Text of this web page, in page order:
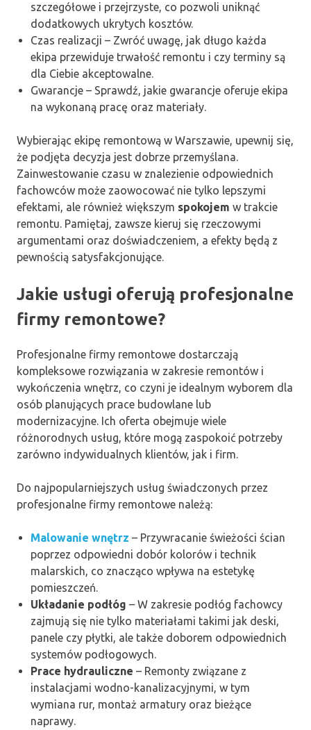
szczegółowe i przejrzyste, co pozwoli uniknąć
dodatkowych ukrytych kosztów.
Czas realizacji – Zwróć uwagę, jak długo każda
ekipa przewiduje trwałość remontu i czy terminy są
dla Ciebie akceptowalne.
Gwarancje – Sprawdź, jakie gwarancje oferuje ekipa
na wykonaną pracę oraz materiały.
Wybierając ekipę remontową w Warszawie, upewnij się,
że podjęta decyzja jest dobrze przemyślana.
Zainwestowanie czasu w znalezienie odpowiednich
fachowców może zaowocować nie tylko lepszymi
efektami, ale również większym spokojem w trakcie
remontu. Pamiętaj, zawsze kieruj się rzeczowymi
argumentami oraz doświadczeniem, a efekty będą z
pewnością satysfakcjonujące.
Jakie usługi oferują profesjonalne
firmy remontowe?
Profesjonalne firmy remontowe dostarczają
kompleksowe rozwiązania w zakresie remontów i
wykończenia wnętrz, co czyni je idealnym wyborem dla
osób planujących prace budowlane lub
modernizacyjne. Ich oferta obejmuje wiele
różnorodnych usług, które mogą zaspokoić potrzeby
zarówno indywidualnych klientów, jak i firm.
Do najpopularniejszych usług świadczonych przez
profesjonalne firmy remontowe należą:
Malowanie wnętrz – Przywracanie świeżości ścian
poprzez odpowiedni dobór kolorów i technik
malarskich, co znacząco wpływa na estetykę
pomieszczeń.
Układanie podłóg – W zakresie podłóg fachowcy
zajmują się nie tylko materiałami takimi jak deski,
panele czy płytki, ale także doborem odpowiednich
systemów podłogowych.
Prace hydrauliczne – Remonty związane z
instalacjami wodno-kanalizacyjnymi, w tym
wymiana rur, montaż armatury oraz bieżące
naprawy.